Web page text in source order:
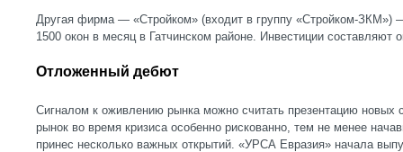
Другая фирма — «Стройком» (входит в группу «Стройком-ЗКМ»)
1500 окон в месяц в Гатчинском районе. Инвестиции составляют
Отложенный дебют
Сигналом к оживлению рынка можно считать презентацию новых
рынок во время кризиса особенно рискованно, тем не менее
принес несколько важных открытий. «УРСА Евразия» начала